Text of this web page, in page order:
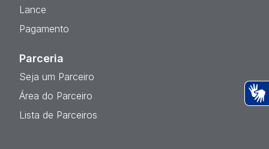
Lance
Pagamento
Parceria
Seja um Parceiro
Área do Parceiro
Lista de Parceiros